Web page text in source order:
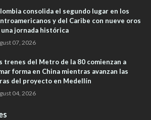
consolida el segundo lugar en los
y del Caribe con nueve oros
una jornada histórica
07, 2026
trenes del Metro de la 80 comienzan a
forma en China mientras avanzan las
del proyecto en Medellín
04, 2026